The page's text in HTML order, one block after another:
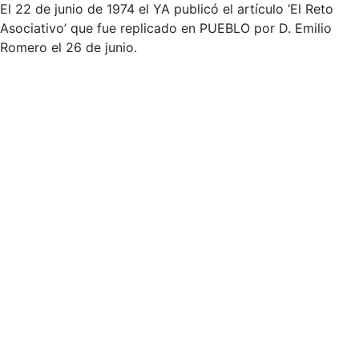
El 22 de junio de 1974 el YA publicó el artículo ‘El Reto
Asociativo’ que fue replicado en PUEBLO por D. Emilio
Romero el 26 de junio.